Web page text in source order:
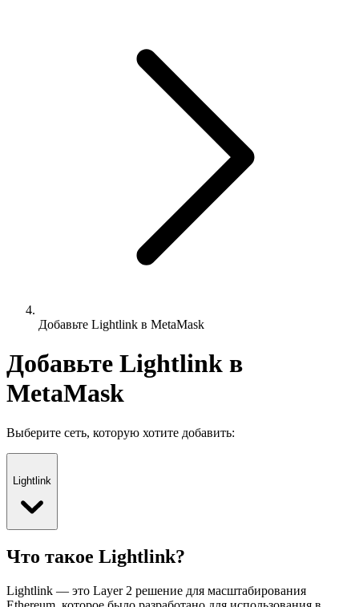
Добавьте Lightlink в MetaMask
Добавьте Lightlink в
MetaMask
Выберите сеть, которую хотите добавить:
Lightlink
Что такое Lightlink?
Lightlink — это Layer 2 решение для масштабирования